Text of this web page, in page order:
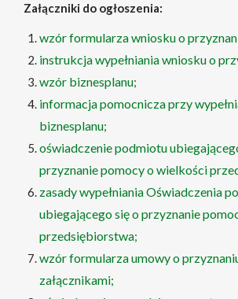
Załączniki do ogłoszenia:
wzór formularza wniosku o
instrukcja wypełniania wniosku o
wzór biznesplanu;
informacja pomocnicza przy
biznesplanu;
oświadczenie podmiotu
przyznanie pomocy o wielkości
zasady wypełniania Oświadczenia
ubiegającego się o przyznanie
przedsiębiorstwa;
wzór formularza umowy o
załącznikami;